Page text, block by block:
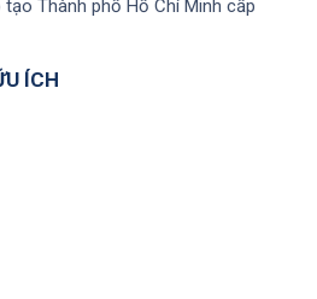
Thành phố Hồ Chí Minh cấp
ÍCH